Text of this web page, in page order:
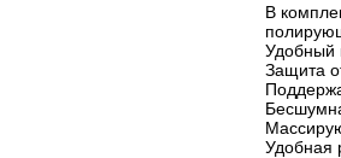
В
Удобный
Защита
Удобная